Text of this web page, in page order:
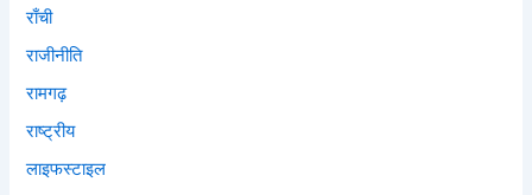
राँची
राजीनीति
रामगढ़
राष्ट्रीय
लाइफस्टाइल